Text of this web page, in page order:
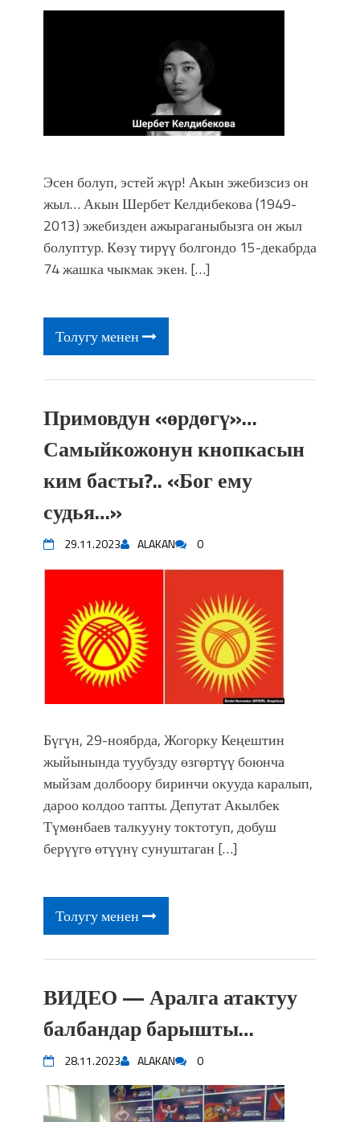
Эсен болуп, эстей жүр! Акын эжебизсиз он
жыл… Акын Шербет Келдибекова (1949-
2013) эжебизден ажыраганыбызга он жыл
болуптур. Көзү тирүү болгондо 15-декабрда
74 жашка чыкмак экен. […]
Толугу менен
Примовдун «өрдөгү»…
Самыйкожонун кнопкасын
ким басты?.. «Бог ему
судья…»
29.11.2023 ALAKAN 0
Бүгүн, 29-ноябрда, Жогорку Кеңештин
жыйынында туубузду өзгөртүү боюнча
мыйзам долбоору биринчи окууда каралып,
дароо колдоо тапты. Депутат Акылбек
Түмөнбаев талкууну токтотуп, добуш
берүүгө өтүүнү сунуштаган […]
Толугу менен
ВИДЕО — Аралга атактуу
балбандар барышты…
28.11.2023 ALAKAN 0